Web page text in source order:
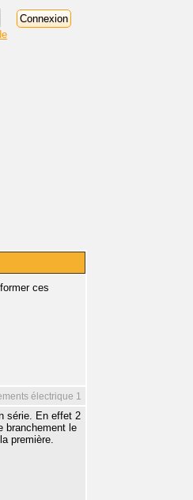
ces
électrique 1
série. En effet 2
branchement le
première.